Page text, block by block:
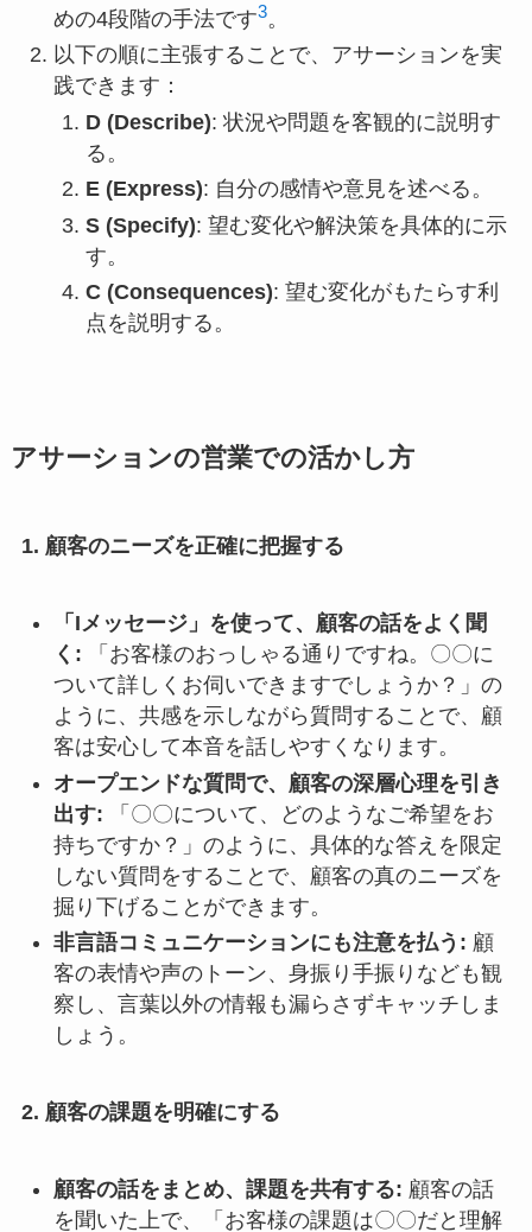
めの4段階の手法です3。
以下の順に主張することで、アサーションを実
践できます：
D (Describe): 状況や問題を客観的に説明す
る。
E (Express): 自分の感情や意見を述べる。
S (Specify): 望む変化や解決策を具体的に示
す。
C (Consequences): 望む変化がもたらす利
点を説明する。
アサーションの営業での活かし方
1. 顧客のニーズを正確に把握する
「Iメッセージ」を使って、顧客の話をよく聞
く: 「お客様のおっしゃる通りですね。〇〇に
ついて詳しくお伺いできますでしょうか？」の
ように、共感を示しながら質問することで、顧
客は安心して本音を話しやすくなります。
オープエンドな質問で、顧客の深層心理を引き
出す: 「〇〇について、どのようなご希望をお
持ちですか？」のように、具体的な答えを限定
しない質問をすることで、顧客の真のニーズを
掘り下げることができます。
非言語コミュニケーションにも注意を払う: 顧
客の表情や声のトーン、身振り手振りなども観
察し、言葉以外の情報も漏らさずキャッチしま
しょう。
2. 顧客の課題を明確にする
顧客の話をまとめ、課題を共有する: 顧客の話
を聞いた上で、「お客様の課題は〇〇だと理解